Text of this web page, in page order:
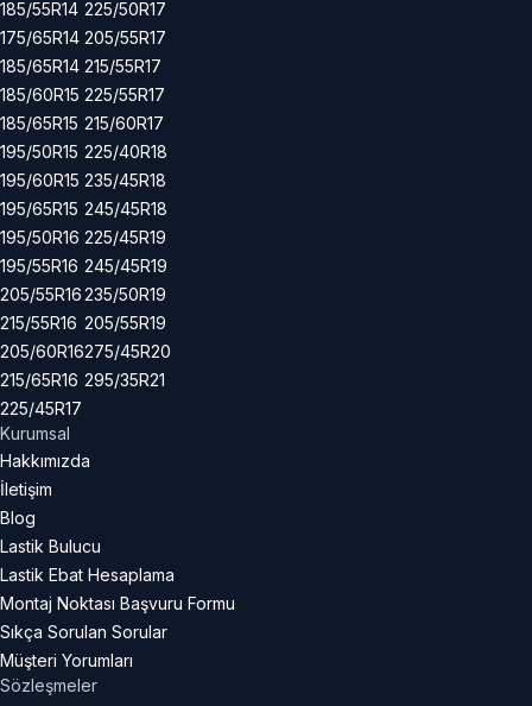
185/55R14
175/65R14
185/65R14
185/60R15
185/65R15
195/50R15
195/60R15
195/65R15
195/50R16
195/55R16
205/55R16
215/55R16
205/60R16
215/65R16
225/45R17
225/50R17
205/55R17
215/55R17
225/55R17
215/60R17
225/40R18
235/45R18
245/45R18
225/45R19
245/45R19
235/50R19
205/55R19
275/45R20
295/35R21
Kurumsal
Hakkımızda
İletişim
Blog
Lastik Bulucu
Lastik Ebat Hesaplama
Montaj Noktası Başvuru Formu
Sıkça Sorulan Sorular
Müşteri Yorumları
Sözleşmeler